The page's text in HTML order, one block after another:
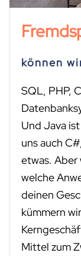
können
SQL, PHP,
Und Java
uns auch
etwas. Aber
welche
deinen
kümmern
Mittel zum